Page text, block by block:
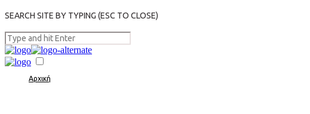
SEARCH SITE BY TYPING (ESC TO CLOSE)
Αρχική